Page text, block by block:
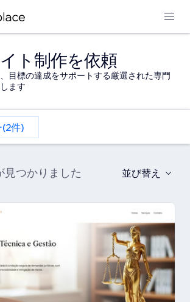
ト制作を依頼
目標の達成をサポートする厳選された専門
ます
(2件)
見つかりました 並び替え